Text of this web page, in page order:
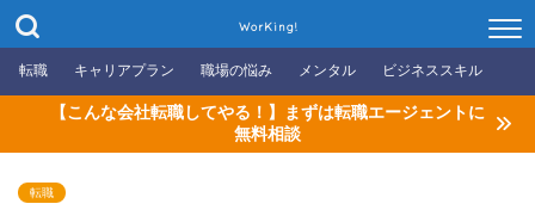
WorKing!
転職 キャリアプラン 職場の悩み メンタル ビジネススキル
【こんな会社転職してやる！】まずは転職エージェントに
無料相談
転職